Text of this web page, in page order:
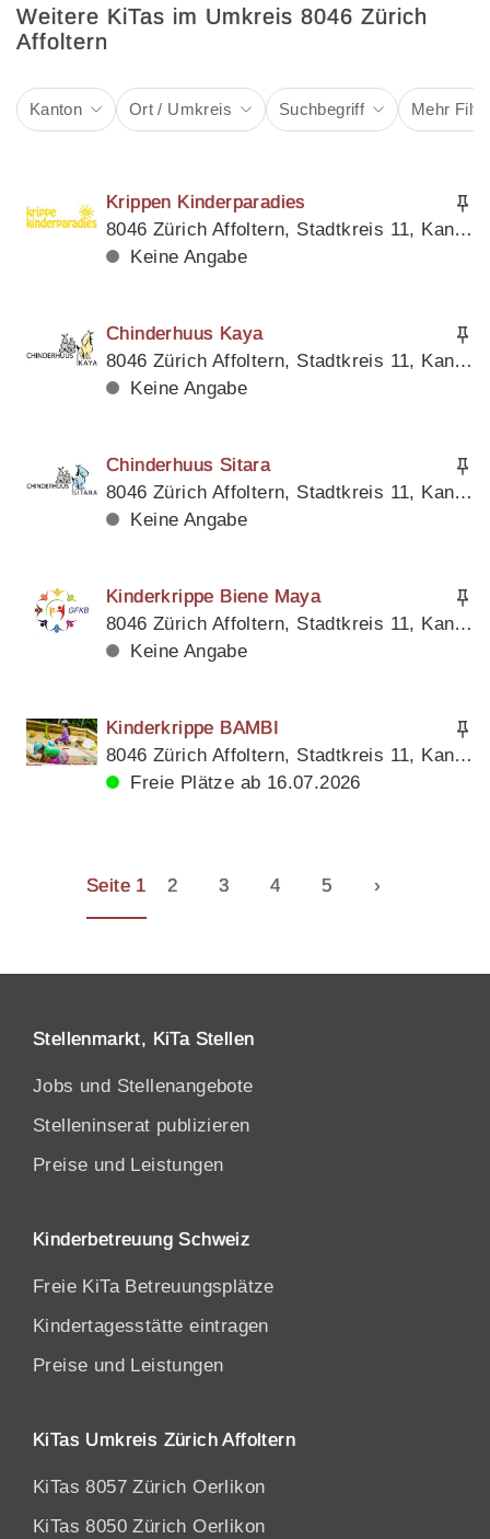
Weitere KiTas im Umkreis 8046 Zürich
Affoltern
Kanton Ort / Umkreis Suchbegriff Mehr
Krippen Kinderparadies
8046 Zürich Affoltern, Stadtkreis 11, Kanton Zürich
Keine Angabe
Chinderhuus Kaya
8046 Zürich Affoltern, Stadtkreis 11, Kanton Zürich
Keine Angabe
Chinderhuus Sitara
8046 Zürich Affoltern, Stadtkreis 11, Kanton Zürich
Keine Angabe
Kinderkrippe Biene Maya
8046 Zürich Affoltern, Stadtkreis 11, Kanton Zürich
Keine Angabe
Kinderkrippe BAMBI
8046 Zürich Affoltern, Stadtkreis 11, Kanton Zürich
Freie Plätze ab 16.07.2026
Seite 1 2 3 4 5 ›
Stellenmarkt, KiTa Stellen
Jobs und Stellenangebote
Stelleninserat publizieren
Preise und Leistungen
Kinderbetreuung Schweiz
Freie KiTa Betreuungsplätze
Kindertagesstätte eintragen
Preise und Leistungen
KiTas Umkreis Zürich Affoltern
KiTas 8057 Zürich Oerlikon
KiTas 8050 Zürich Oerlikon